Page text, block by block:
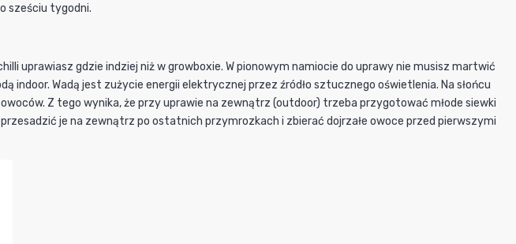
sześciu tygodni.
uprawiasz gdzie indziej niż w growboxie. W pionowym namiocie do uprawy nie musisz martwić
indoor. Wadą jest zużycie energii elektrycznej przez źródło sztucznego oświetlenia. Na słońcu
Z tego wynika, że przy uprawie na zewnątrz (outdoor) trzeba przygotować młode siewki
je na zewnątrz po ostatnich przymrozkach i zbierać dojrzałe owoce przed pierwszymi